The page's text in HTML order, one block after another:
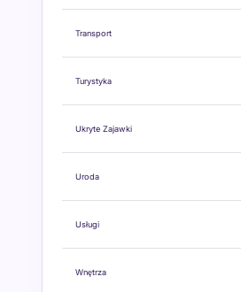
Transport
Turystyka
Ukryte Zajawki
Uroda
Usługi
Wnętrza